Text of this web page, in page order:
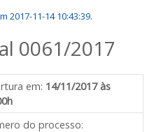
2017-11-14 10:43:39.
0061/2017
em: 14/11/2017 às
do processo: